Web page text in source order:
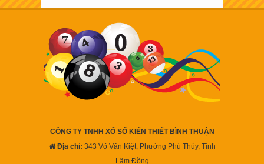
CÔNG TY TNHH XỔ SỐ KIẾN THIẾT BÌNH THUẬN
Địa chỉ: 343 Võ Văn Kiệt, Phường Phú Thủy, Tỉnh
Lâm Đồng